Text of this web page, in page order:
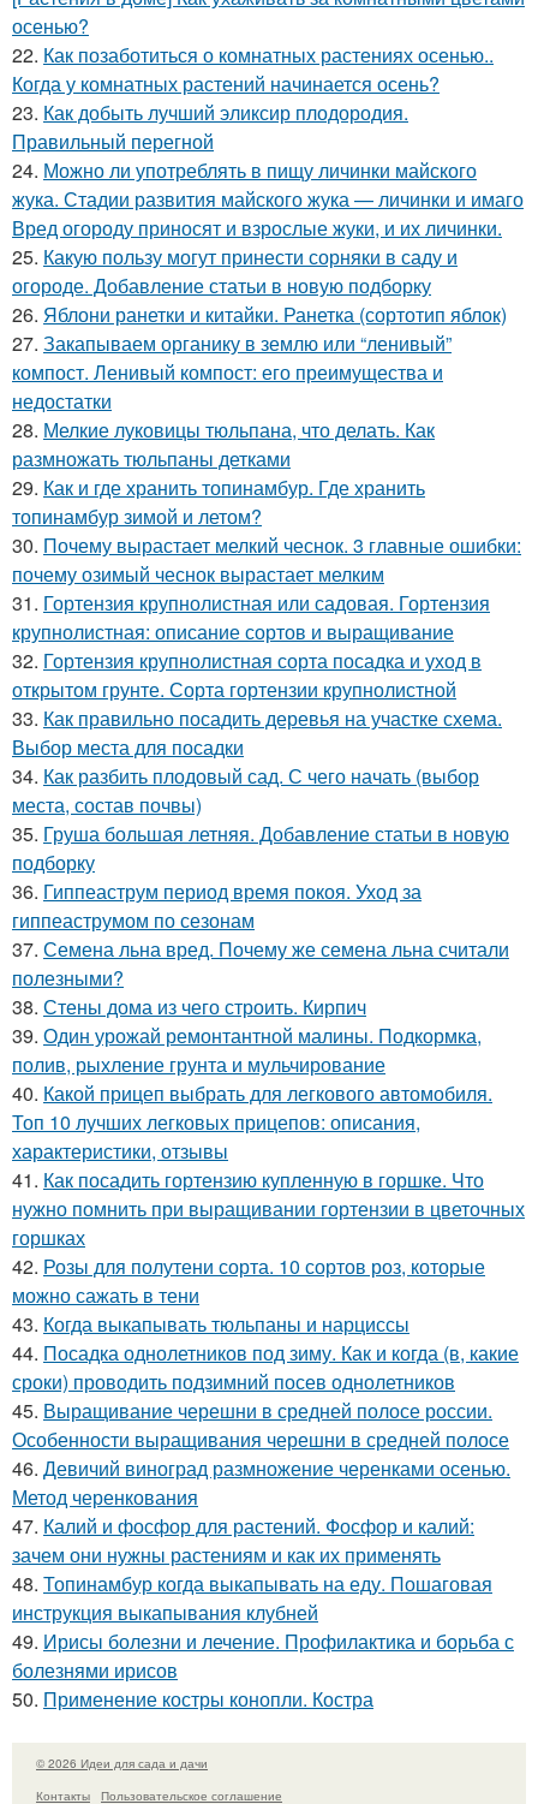
осенью?
22. Как позаботиться о комнатных растениях осенью..
Когда у комнатных растений начинается осень?
23. Как добыть лучший эликсир плодородия.
Правильный перегной
24. Можно ли употреблять в пищу личинки майского
жука. Стадии развития майского жука — личинки и имаго
Вред огороду приносят и взрослые жуки, и их личинки.
25. Какую пользу могут принести сорняки в саду и
огороде. Добавление статьи в новую подборку
26. Яблони ранетки и китайки. Ранетка (сортотип яблок)
27. Закапываем органику в землю или “ленивый”
компост. Ленивый компост: его преимущества и
недостатки
28. Мелкие луковицы тюльпана, что делать. Как
размножать тюльпаны детками
29. Как и где хранить топинамбур. Где хранить
топинамбур зимой и летом?
30. Почему вырастает мелкий чеснок. 3 главные ошибки:
почему озимый чеснок вырастает мелким
31. Гортензия крупнолистная или садовая. Гортензия
крупнолистная: описание сортов и выращивание
32. Гортензия крупнолистная сорта посадка и уход в
открытом грунте. Сорта гортензии крупнолистной
33. Как правильно посадить деревья на участке схема.
Выбор места для посадки
34. Как разбить плодовый сад. С чего начать (выбор
места, состав почвы)
35. Груша большая летняя. Добавление статьи в новую
подборку
36. Гиппеаструм период время покоя. Уход за
гиппеаструмом по сезонам
37. Семена льна вред. Почему же семена льна считали
полезными?
38. Стены дома из чего строить. Кирпич
39. Один урожай ремонтантной малины. Подкормка,
полив, рыхление грунта и мульчирование
40. Какой прицеп выбрать для легкового автомобиля.
Топ 10 лучших легковых прицепов: описания,
характеристики, отзывы
41. Как посадить гортензию купленную в горшке. Что
нужно помнить при выращивании гортензии в цветочных
горшках
42. Розы для полутени сорта. 10 сортов роз, которые
можно сажать в тени
43. Когда выкапывать тюльпаны и нарциссы
44. Посадка однолетников под зиму. Как и когда (в, какие
сроки) проводить подзимний посев однолетников
45. Выращивание черешни в средней полосе россии.
Особенности выращивания черешни в средней полосе
46. Девичий виноград размножение черенками осенью.
Метод черенкования
47. Калий и фосфор для растений. Фосфор и калий:
зачем они нужны растениям и как их применять
48. Топинамбур когда выкапывать на еду. Пошаговая
инструкция выкапывания клубней
49. Ирисы болезни и лечение. Профилактика и борьба с
болезнями ирисов
50. Применение костры конопли. Костра
© 2026 Идеи для сада и дачи
Контакты
Пользовательское соглашение